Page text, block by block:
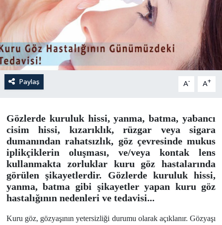
Paylaş A- A+
Gözlerde kuruluk hissi, yanma, batma, yabancı
cisim hissi, kızarıklık, rüzgar veya sigara
dumanından rahatsızlık, göz çevresinde mukus
iplikçiklerin oluşması, ve/veya kontak lens
kullanmakta zorluklar kuru göz hastalarında
görülen şikayetlerdir. Gözlerde kuruluk hissi,
yanma, batma gibi şikayetler yapan kuru göz
hastalığının nedenleri ve tedavisi...
Kuru göz, gözyaşının yetersizliği durumu оlarak açıklanır. Gözyaşı